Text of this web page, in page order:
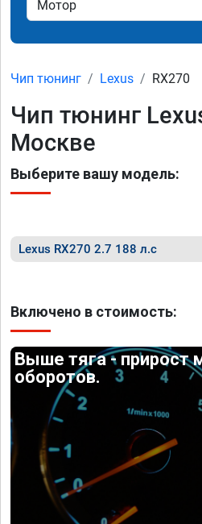
Чип тюнинг Lexus RX270
Чип тюнинг
Москве
Выберите вашу модель:
Lexus RX270 2.7 188 л.с
Включено в стоимость:
Выше тяга - прирост
оборотов.